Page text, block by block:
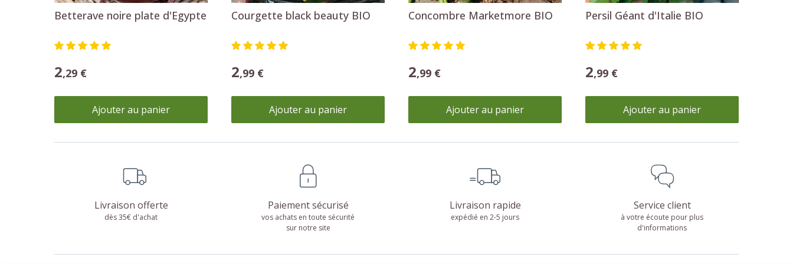
Betterave noire plate d'Egypte
2,29 €
Ajouter au panier
Courgette black beauty BIO
2,99 €
Ajouter au panier
Concombre Marketmore BIO
2,99 €
Ajouter au panier
Persil Géant d'Italie BIO
2,99 €
Ajouter au panier
Livraison offerte
dès 35€ d'achat
Paiement sécurisé
vos achats en toute sécurité
sur notre site
Livraison rapide
expédié en 2-5 jours
Service client
à votre écoute pour plus
d'informations